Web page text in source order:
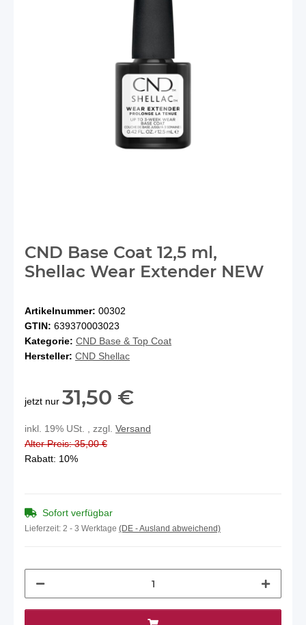
CND Base Coat 12,5 ml,
Shellac Wear Extender NEW
Artikelnummer: 00302
GTIN: 639370003023
Kategorie: CND Base & Top Coat
Hersteller: CND Shellac
jetzt nur 31,50 €
inkl. 19% USt. , zzgl. Versand
Alter Preis: 35,00 €
Rabatt: 10%
Sofort verfügbar
Lieferzeit: 2 - 3 Werktage (DE - Ausland abweichend)